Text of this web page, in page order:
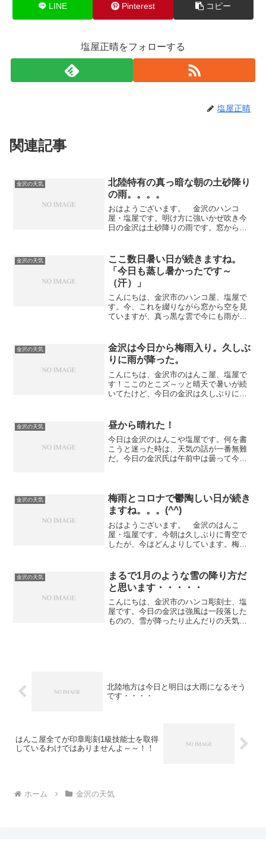
LINE Pinterest コピー
塩屋正晴をフォローする
塩屋正晴
関連記事
金沢の天気
北陸特有の真っ暗な朝の土砂降り
の雨。。。。
おはようございます。 金沢のハンコ
屋・塩屋です。明け方に強いかぜ吹き今
日の金沢は土砂降りの雨です。窓から見
気温は上がるらしいですが、明日からガ
クンと冬型になるそうです。...
金沢の天気
ここ数日暑い日が続きますね。
「今日も蒸し暑かったです～
（汗）」
こんにちは、金沢市のハンコ屋、塩屋で
す。今、これを綴りながら窓から空を見
ていますが、真っ黒な雲で今にも雨が降
て、９月に入って今日で４日になります
が、ここ数日暑い日が続き...
金沢の天気
金沢は今日から梅雨入り。久しぶ
りに雨が降った。
こんにちは、金沢市のはんこ屋、塩屋で
す！ここのとこズ～ッと晴天で暑いが続
いてたけど、今日の金沢は久しぶりに雨
いう感じですね。 梅雨入りもしたよう
です。天気の良い日はあり...
金沢の天気 昼から晴れた！
今日は金沢のはんこや塩屋です。何を書
こうと迷った時は、天気の話が一番無難
だ。今日の金沢氏は午前中は曇って今に
のは幸いだった。
金沢の天気
梅雨とコロナで鬱陶しい日が続き
ますね。。。(^^)
おはようございます。 金沢のはんこ
屋・塩屋です。今朝は久しぶりに青空で
したが、今はどんよりしています。梅雨
ょうね～ (^^)
金沢の天気
まるで1月のような雪の降り方だ
と思います・・・・・
こんにちは、金沢市のハンコ彫刻士、塩
屋です。今日の金沢は強風は一段落した
ものの、雪が降ったり止んだりの天気に
北陸地方は今日と明日は大雨になるそう
です・・・・
はんこ屋全てが印章彫刻1級技能士を取得
しているわけではありませんよ～～！！
ホーム 金沢の天気